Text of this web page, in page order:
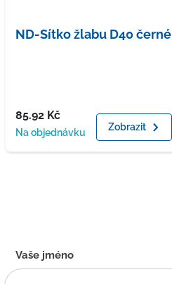
ND-Sítko žlabu D40 černé
Cena
85.92 Kč
Dostupnost
Na objednávku Zobrazit
Kontaktní
formulář
Vaše jméno